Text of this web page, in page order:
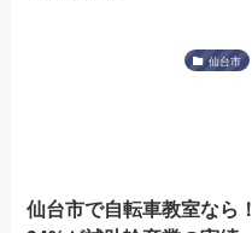
仙台市
仙台市で自転車教室なら！